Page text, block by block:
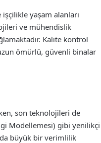
yaşam alanları
ve mühendislik
Kalite kontrol
ömürlü, güvenli binalar
son teknolojileri de
Modellemesi) gibi yenilikçi
büyük bir verimlilik